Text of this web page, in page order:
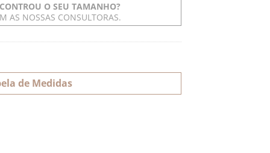
O SEU TAMANHO?
AS NOSSAS CONSULTORAS.
de Medidas